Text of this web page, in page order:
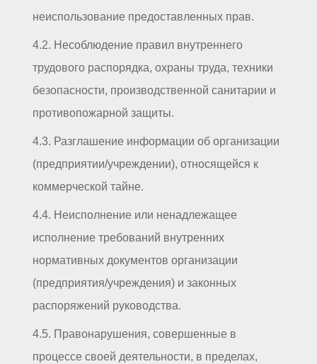
неиспользование предоставленных прав.
4.2. Несоблюдение правил внутреннего
трудового распорядка, охраны труда, техники
безопасности, производственной санитарии и
противопожарной защиты.
4.3. Разглашение информации об организации
(предприятии/учреждении), относящейся к
коммерческой тайне.
4.4. Неисполнение или ненадлежащее
исполнение требований внутренних
нормативных документов организации
(предприятия/учреждения) и законных
распоряжений руководства.
4.5. Правонарушения, совершенные в
процессе своей деятельности, в пределах,